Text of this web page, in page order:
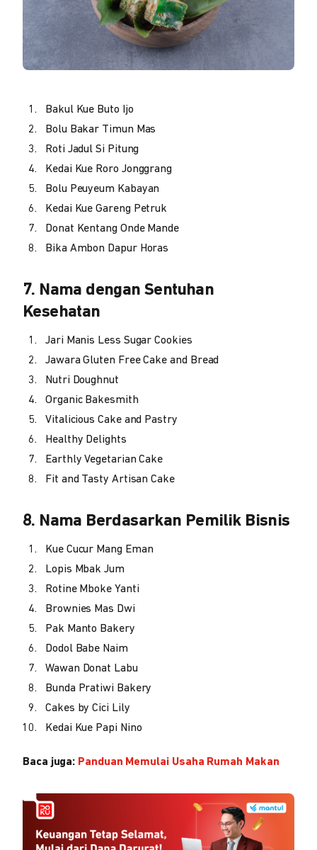
Bakul Kue Buto Ijo
Bolu Bakar Timun Mas
Roti Jadul Si Pitung
Kedai Kue Roro Jonggrang
Bolu Peuyeum Kabayan
Kedai Kue Gareng Petruk
Donat Kentang Onde Mande
Bika Ambon Dapur Horas
7. Nama dengan Sentuhan
Kesehatan
Jari Manis Less Sugar Cookies
Jawara Gluten Free Cake and Bread
Nutri Doughnut
Organic Bakesmith
Vitalicious Cake and Pastry
Healthy Delights
Earthly Vegetarian Cake
Fit and Tasty Artisan Cake
8. Nama Berdasarkan Pemilik Bisnis
Kue Cucur Mang Eman
Lopis Mbak Jum
Rotine Mboke Yanti
Brownies Mas Dwi
Pak Manto Bakery
Dodol Babe Naim
Wawan Donat Labu
Bunda Pratiwi Bakery
Cakes by Cici Lily
Kedai Kue Papi Nino
Baca juga: Panduan Memulai Usaha Rumah Makan